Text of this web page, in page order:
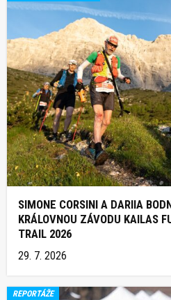
SIMONE CORSINI A DARIIA
KRÁLOVNOU ZÁVODU KAILAS
TRAIL 2026
29. 7. 2026
REPORTÁŽE